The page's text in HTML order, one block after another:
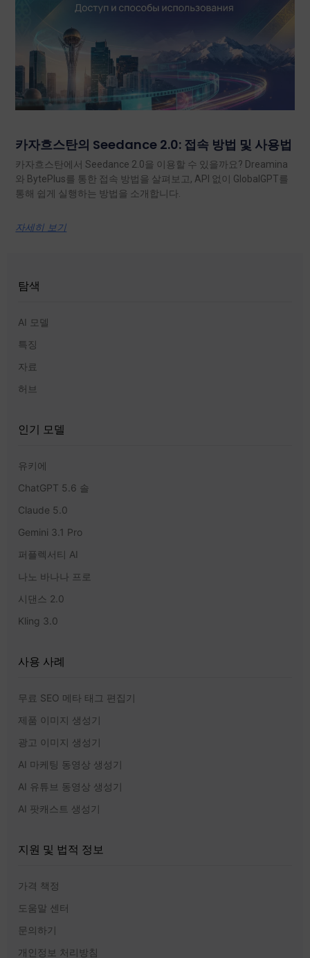
카자흐스탄의 Seedance 2.0: 접속 방법 및 사용법
카자흐스탄에서 Seedance 2.0을 이용할 수 있을까요? Dreamina
와 BytePlus를 통한 접속 방법을 살펴보고, API 없이 GlobalGPT를
통해 쉽게 실행하는 방법을 소개합니다.
자세히 보기
탐색
AI 모델
특징
자료
허브
인기 모델
유키에
ChatGPT 5.6 솔
Claude 5.0
Gemini 3.1 Pro
퍼플렉서티 AI
나노 바나나 프로
시댄스 2.0
Kling 3.0
사용 사례
무료 SEO 메타 태그 편집기
제품 이미지 생성기
광고 이미지 생성기
AI 마케팅 동영상 생성기
AI 유튜브 동영상 생성기
AI 팟캐스트 생성기
지원 및 법적 정보
가격 책정
도움말 센터
문의하기
개인정보 처리방침